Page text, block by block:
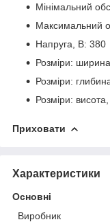
Мінімальний
Максимальний
Напруга, В: 380
Розміри:
Розміри:
Розміри:
Приховати
Характеристики
Основні
Виробник